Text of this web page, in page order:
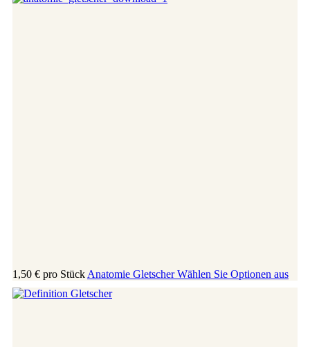
1,50 € pro Stück Anatomie GletscherWählen Sie Optionen aus